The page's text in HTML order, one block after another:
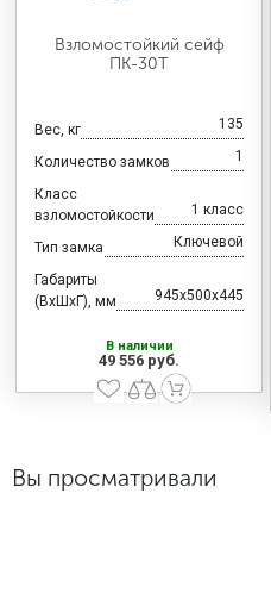
Взломостойкий сейф
ПК-30Т
Вес, кг 135
Количество замков 1
Класс
взломостойкости
1 класс
Тип замка Ключевой
Габариты
(ВхШхГ), мм
945x500x445
В наличии
49 556 руб.
Вы просматривали